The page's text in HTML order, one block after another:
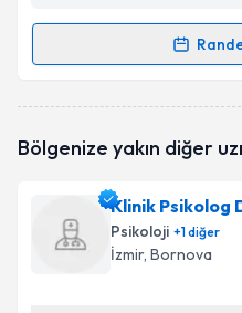
Randevu Takvimi
takvimi talebi oluşturun.
bilgilendireceğiz.
E-posta Adresiniz
Bölgenize yakın diğer
Klinik Psikolog
Psikoloji +1diğer
İzmir, Bornova